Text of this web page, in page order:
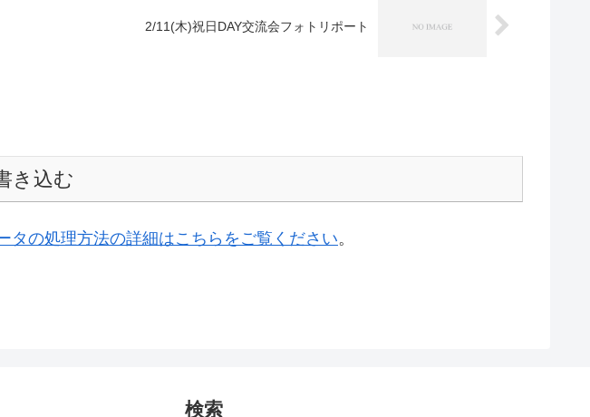
2/11(木)祝日DAY交流会フォトリポート
き込む
タの処理方法の詳細はこちらをご覧ください。
検索